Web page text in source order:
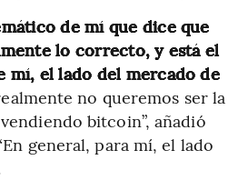
de mí que dice que
lo correcto, y está el
mí, el lado del mercado de
no queremos ser la
bitcoin”, añadió
general, para mí, el lado